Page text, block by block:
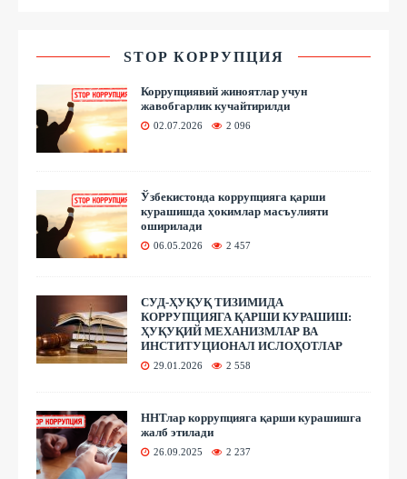
STOP КОРРУПЦИЯ
Коррупциявий жиноятлар учун
жавобгарлик кучайтирилди
02.07.2026 2 096
Ўзбекистонда коррупцияга қарши
курашишда ҳокимлар масъулияти
оширилади
06.05.2026 2 457
СУД-ҲУҚУҚ ТИЗИМИДА
КОРРУПЦИЯГА ҚАРШИ КУРАШИШ:
ҲУҚУҚИЙ МЕХАНИЗМЛАР ВА
ИНСТИТУЦИОНАЛ ИСЛОҲОТЛАР
29.01.2026 2 558
ННТлар коррупцияга қарши курашишга
жалб этилади
26.09.2025 2 237